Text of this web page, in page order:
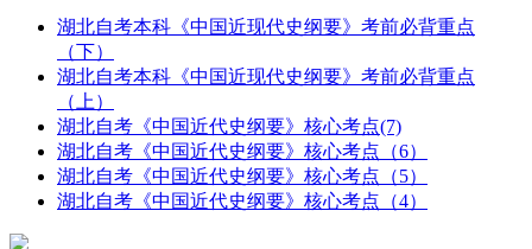
湖北自考本科《中国近现代史纲要》考前必背重点
（下）
湖北自考本科《中国近现代史纲要》考前必背重点
（上）
湖北自考《中国近代史纲要》核心考点(7)
湖北自考《中国近代史纲要》核心考点（6）
湖北自考《中国近代史纲要》核心考点（5）
湖北自考《中国近代史纲要》核心考点（4）